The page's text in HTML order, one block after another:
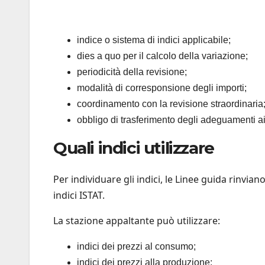
indice o sistema di indici applicabile;
dies a quo per il calcolo della variazione;
periodicità della revisione;
modalità di corresponsione degli importi;
coordinamento con la revisione straordinaria;
obbligo di trasferimento degli adeguamenti
Quali indici utilizzare
Per individuare gli indici, le Linee guida
indici ISTAT.
La stazione appaltante può utilizzare:
indici dei prezzi al consumo;
indici dei prezzi alla produzione;